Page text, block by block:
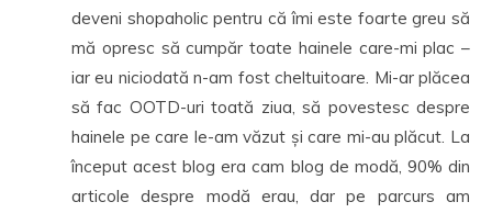
deveni shopaholic pentru că îmi este foarte greu să
mă opresc să cumpăr toate hainele care-mi plac –
iar eu niciodată n-am fost cheltuitoare. Mi-ar plăcea
să fac OOTD-uri toată ziua, să povestesc despre
hainele pe care le-am văzut și care mi-au plăcut. La
început acest blog era cam blog de modă, 90% din
articole despre modă erau, dar pe parcurs am